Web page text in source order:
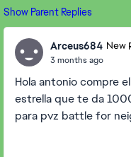
Show Parent Replies
Arceus684 New
3 months ago
Hola antonio compre
estrella que te da
para pvz battle for